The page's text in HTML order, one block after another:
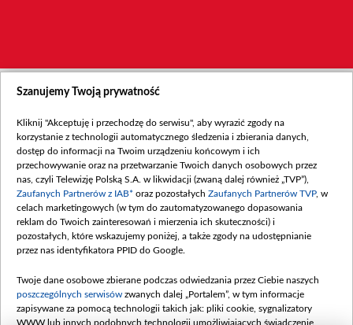
Szanujemy Twoją prywatność
Kliknij "Akceptuję i przechodzę do serwisu", aby wyrazić zgody na
korzystanie z technologii automatycznego śledzenia i zbierania danych,
dostęp do informacji na Twoim urządzeniu końcowym i ich
przechowywanie oraz na przetwarzanie Twoich danych osobowych przez
nas, czyli Telewizję Polską S.A. w likwidacji (zwaną dalej również „TVP”),
Zaufanych Partnerów z IAB* oraz pozostałych Zaufanych Partnerów TVP, w
celach marketingowych (w tym do zautomatyzowanego dopasowania
reklam do Twoich zainteresowań i mierzenia ich skuteczności) i
pozostałych, które wskazujemy poniżej, a także zgody na udostępnianie
przez nas identyfikatora PPID do Google.
Twoje dane osobowe zbierane podczas odwiedzania przez Ciebie naszych
poszczególnych serwisów zwanych dalej „Portalem”, w tym informacje
zapisywane za pomocą technologii takich jak: pliki cookie, sygnalizatory
WWW lub innych podobnych technologii umożliwiających świadczenie